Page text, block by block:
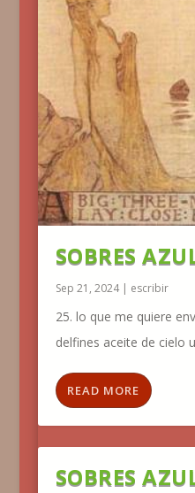
SOBRES
Sep 21, 2024| escribir
25. lo que me quiere
delfines aceite de cielo
READ MORE
SOBRES